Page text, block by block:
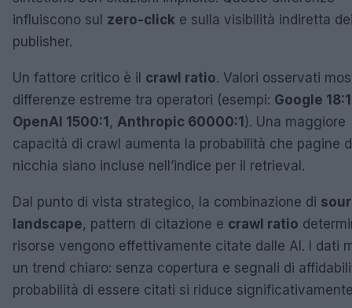
influiscono sul zero-click e sulla visibilità indiretta
publisher.
Un fattore critico è il crawl ratio. Valori osservati
differenze estreme tra operatori (esempi: Google 18:1
OpenAI 1500:1, Anthropic 60000:1). Una maggiore
capacità di crawl aumenta la probabilità che pagine
nicchia siano incluse nell’indice per il retrieval.
Dal punto di vista strategico, la combinazione di
landscape, pattern di citazione e crawl ratio
risorse vengono effettivamente citate dalle AI. I dati
un trend chiaro: senza copertura e segnali di
probabilità di essere citati si riduce